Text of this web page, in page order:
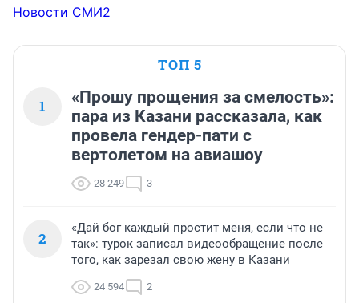
Новости СМИ2
ТОП 5
1
«Прошу прощения за смелость»:
пара из Казани рассказала, как
провела гендер-пати с
вертолетом на авиашоу
28 249 3
2
«Дай бог каждый простит меня, если что не
так»: турок записал видеообращение после
того, как зарезал свою жену в Казани
24 594 2